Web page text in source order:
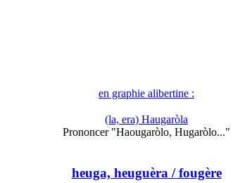
en graphie alibertine :
(la, era) Haugaròla
Prononcer "Haougaròlo, Hugaròlo..."
heuga, heuguèra / fougère